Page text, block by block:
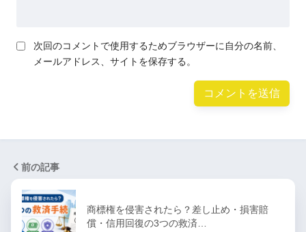
次回のコメントで使用するためブラウザーに自分の名前、
メールアドレス、サイトを保存する。
前の記事
商標権を侵害されたら？差し止め・損害賠
償・信用回復の3つの救済…